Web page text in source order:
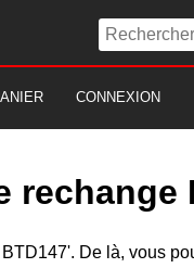
CONNEXION
rechange
De là, vous